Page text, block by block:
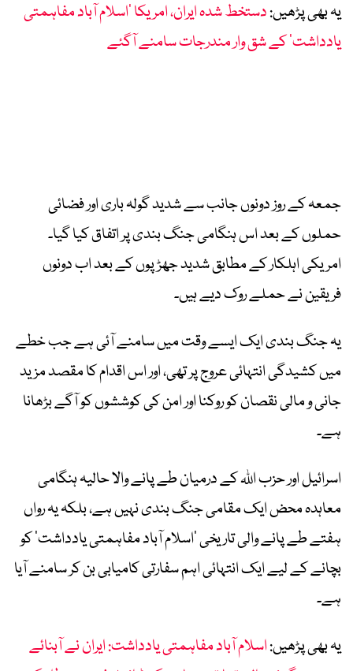
یہ بھی پڑھیں:دستخط شدہ ایران، امریکا ’اسلام آباد مفاہمتی
یادداشت‘ کے شق وار مندرجات سامنے آگئے
جمعہ کے روز دونوں جانب سے شدید گولہ باری اور فضائی
حملوں کے بعد اس ہنگامی جنگ بندی پر اتفاق کیا گیا۔
امریکی اہلکار کے مطابق شدید جھڑپوں کے بعد اب دونوں
فریقین نے حملے روک دیے ہیں۔
یہ جنگ بندی ایک ایسے وقت میں سامنے آئی ہے جب خطے
میں کشیدگی انتہائی عروج پر تھی، اور اس اقدام کا مقصد مزید
جانی و مالی نقصان کو روکنا اور امن کی کوششوں کو آگے بڑھانا
ہے۔
اسرائیل اور حزب اللہ کے درمیان طے پانے والا حالیہ ہنگامی
معاہدہ محض ایک مقامی جنگ بندی نہیں ہے، بلکہ یہ رواں
ہفتے طے پانے والی تاریخی ‘اسلام آباد مفاہمتی یادداشت’ کو
بچانے کے لیے ایک انتہائی اہم سفارتی کامیابی بن کر سامنے آیا
ہے۔
یہ بھی پڑھیں:اسلام آباد مفاہمتی یادداشت: ایران نے آبنائے